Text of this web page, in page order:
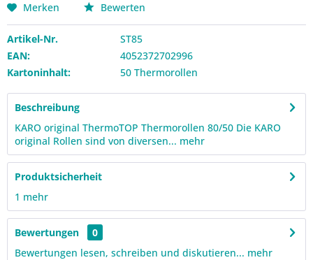
Merken Bewerten
Artikel-Nr.
ST85
EAN:
4052372702996
Kartoninhalt:
50 Thermorollen
Beschreibung
KARO original ThermoTOP Thermorollen 80/50 Die KARO
original Rollen sind von diversen... mehr
Produktsicherheit
1 mehr
Bewertungen
0
Bewertungen lesen, schreiben und diskutieren... mehr